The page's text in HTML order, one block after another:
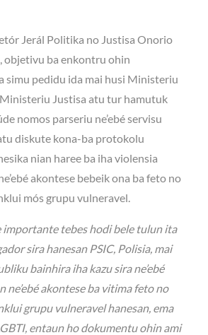
Jerál Politika no Justisa Onorio
objetivu ba enkontru ohin
simu pedidu ida mai husi Ministeriu
Justisa atu tur hamutuk
nomos parseriu ne’ebé servisu
diskute kona-ba protokolu
nian haree ba iha violensia
akontese bebeik ona ba feto no
mós grupu vulneravel.
importante tebes hodi bele tulun ita
sira hanesan PSIC, Polisia, mai
bainhira iha kazu sira ne’ebé
ne’ebé akontese ba vitima feto no
grupu vulneravel hanesan, ema
entaun ho dokumentu ohin ami